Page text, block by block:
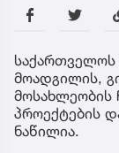
საქართველოს
მოადგილის,
პროექტების
ნაწილია.